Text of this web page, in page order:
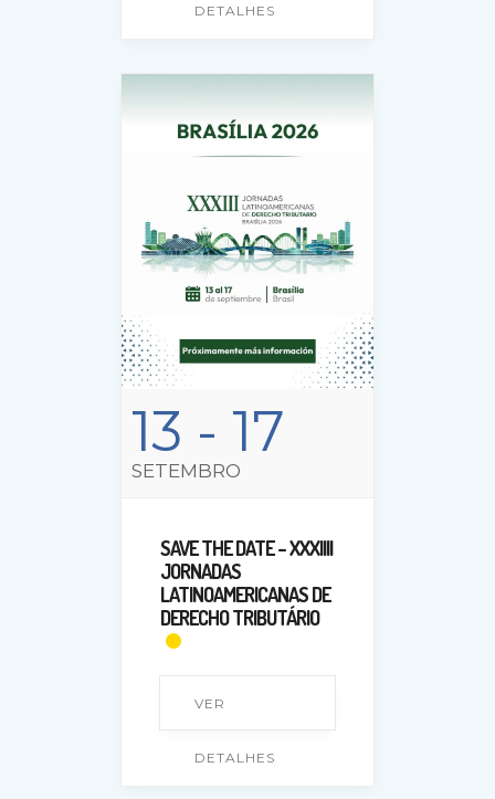
DETALHES
13 - 17
SETEMBRO
SAVE THE DATE – XXXIIII
JORNADAS
LATINOAMERICANAS DE
DERECHO TRIBUTÁRIO
VER
DETALHES